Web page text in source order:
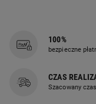
100%
bezpieczne
CZAS
Szacowany